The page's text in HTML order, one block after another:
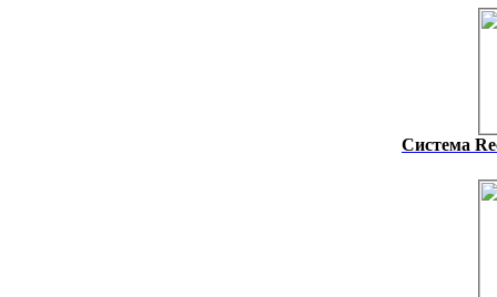
Система